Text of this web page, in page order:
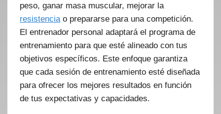
peso, ganar masa muscular, mejorar la
resistenciao prepararse para una competición.
El entrenador personal adaptará el programa de
entrenamiento para que esté alineado con tus
objetivos específicos. Este enfoque garantiza
que cada sesión de entrenamiento esté diseñada
para ofrecer los mejores resultados en función
de tus expectativas y capacidades.